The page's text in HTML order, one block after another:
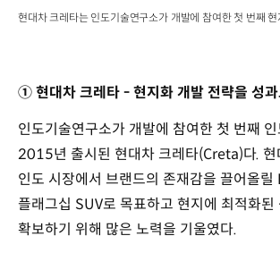
현대차 크레타는 인도기술연구소가 개발에 참여한 첫 번째
① 현대차 크레타 - 현지화 개발 전략을 성과
인도기술연구소가 개발에 참여한 첫 번째
2015년 출시된 현대차 크레타(Creta)다. 현
인도 시장에서 브랜드의 존재감을 끌어올릴
플래그십 SUV로 목표하고 현지에 최적화된
확보하기 위해 많은 노력을 기울였다.